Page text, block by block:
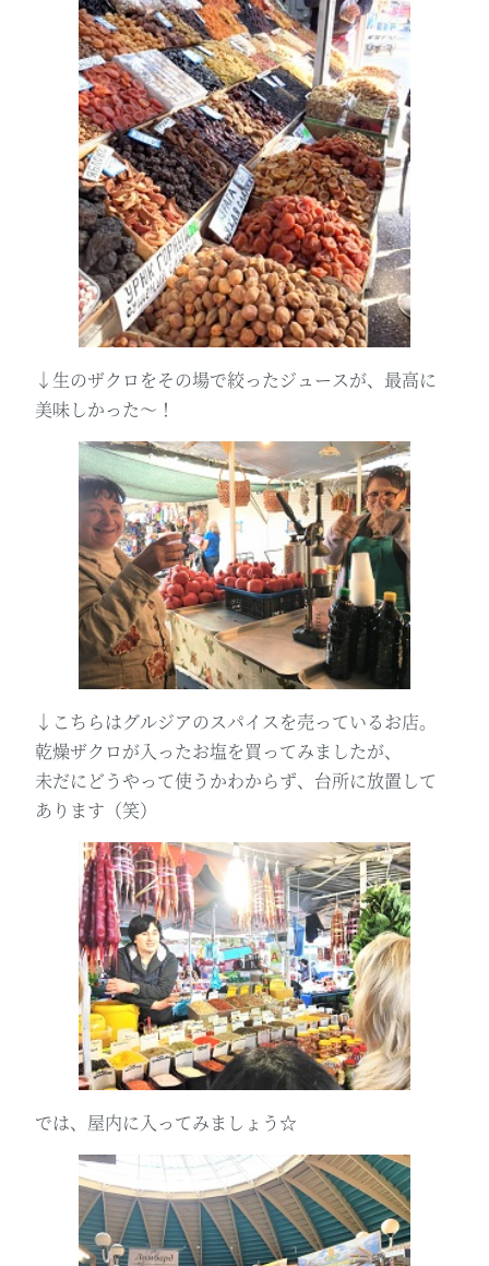
↓生のザクロをその場で絞ったジュースが、最高に
美味しかった～！
↓こちらはグルジアのスパイスを売っているお店。
乾燥ザクロが入ったお塩を買ってみましたが、
未だにどうやって使うかわからず、台所に放置して
あります（笑）
では、屋内に入ってみましょう☆